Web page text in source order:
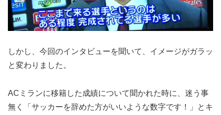
しかし、今回のインタビューを聞いて、イメージがガラッ
と変わりました。
ACミランに移籍した成績について聞かれた時に、迷う事
無く「サッカーを辞めた方がいいような数字です！」とキ